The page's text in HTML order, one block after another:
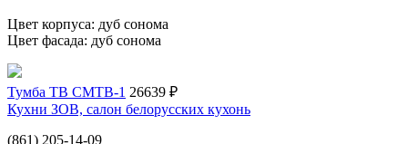
Цвет корпуса: дуб сонома
Цвет фасада: дуб сонома
Тумба ТВ СМТВ-1 26639 ₽
Кухни ЗОВ, салон белорусских кухонь
(861) 205-14-09